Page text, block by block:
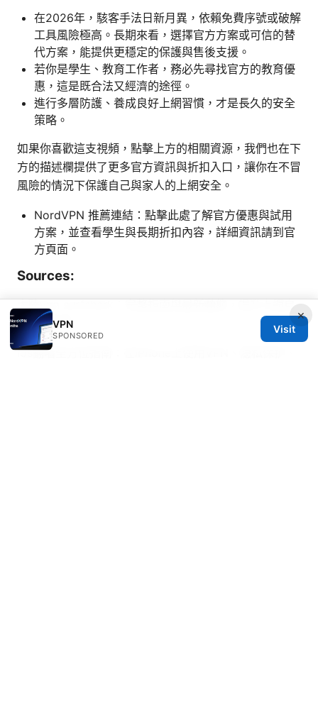
在2026年，駭客手法日新月異，依賴免費序號或破解
工具風險極高。長期來看，選擇官方方案或可信的替
代方案，能提供更穩定的保護與售後支援。
若你是學生、教育工作者，務必先尋找官方的教育優
惠，這是既合法又經濟的途徑。
進行多層防護、養成良好上網習慣，才是長久的安全
策略。
如果你喜歡這支視頻，點擊上方的相關資源，我們也在下
方的描述欄提供了更多官方資訊與折扣入口，讓你在不冒
風險的情況下保護自己與家人的上網安全。
NordVPN 推薦連結：點擊此處了解官方優惠與試用
方案，並查看學生與長期折扣內容，詳細資訊請到官
方頁面。
Sources:
大陸vpn surfshark：完整指南與最新動態，提升上網自
由與安全性
Ios翻墙全方位指南：在iPhone上使用VPN、隐私保护、
×
VPN
SPONSORED
Visit